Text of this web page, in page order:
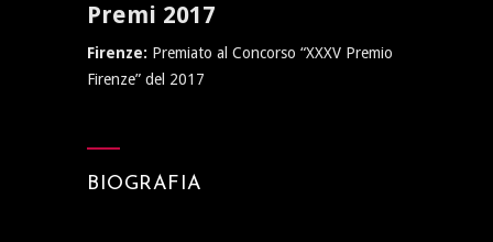
Premi 2017
Firenze: Premiato al Concorso “XXXV Premio
Firenze” del 2017
BIOGRAFIA